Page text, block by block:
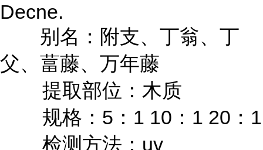
Decne.
别名：附支、丁翁、丁
父、葍藤、万年藤
提取部位：木质
规格：5：1 10：1 20：1
检测方法：uv